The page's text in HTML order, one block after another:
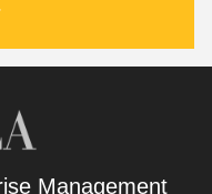
Management